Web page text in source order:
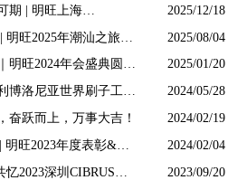
期 | 明旺上海
满收官
2025/12/18
旺2025年潮汕之旅圆
2025/08/04
明旺2024年会盛典圆满
2025/01/20
博洛尼亚世界刷子工业
2024/05/28
奋跃而上，万事大吉！ 2024/02/19
明旺2023年度表彰&迎
2024/02/04
2023深圳CIBRUSH
2023/09/20